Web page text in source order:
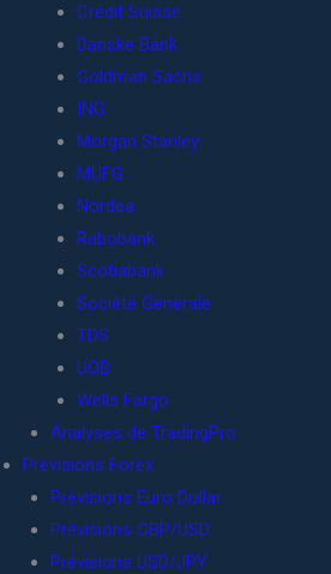
Crédit Suisse
Danske Bank
Goldman Sachs
ING
Morgan Stanley
MUFG
Nordea
Rabobank
Scotiabank
Société Générale
TDS
UOB
Wells Fargo
Analyses de TradingPro
Prévisions Forex
Prévisions Euro Dollar
Prévisions GBP/USD
Prévisions USD/JPY